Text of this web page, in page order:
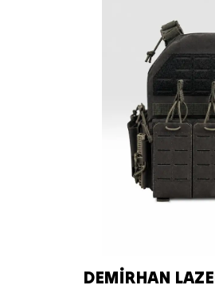
DEMİRHAN